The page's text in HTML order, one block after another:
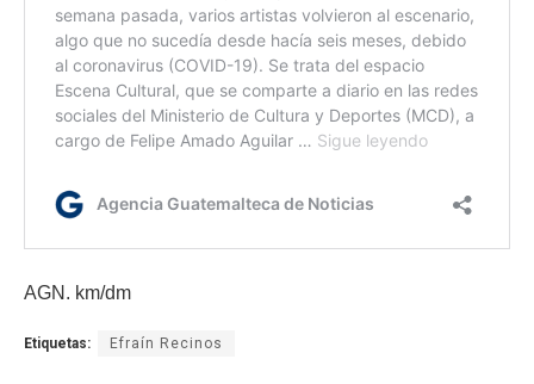
AGN. km/dm
Etiquetas: Efraín Recinos